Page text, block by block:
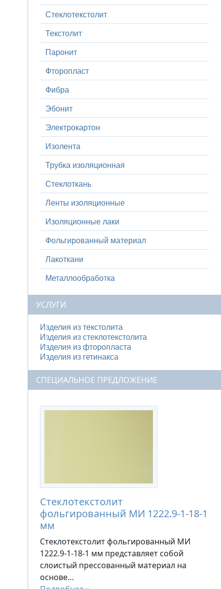
Стеклотекстолит
Текстолит
Паронит
Фторопласт
Фибра
Эбонит
Электрокартон
Изолента
Трубка изоляционная
Стеклоткань
Ленты изоляционные
Изоляционные лаки
Фольгированный материал
Лакоткани
Металлообработка
УСЛУГИ
Изделия из текстолита
Изделия из стеклотекстолита
Изделия из фторопласта
Изделия из гетинакса
СПЕЦИАЛЬНОЕ ПРЕДЛОЖЕНИЕ
Стеклотекстолит
фольгированный МИ 1222.9-1-18-1
мм
Стеклотекстолит фольгированный МИ
1222.9-1-18-1 мм представляет собой
слоистый прессованный материал на
основе…